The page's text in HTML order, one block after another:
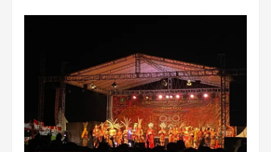
Kalbar,
Angeline
Fremalco:
Tuntutan
Teruskan